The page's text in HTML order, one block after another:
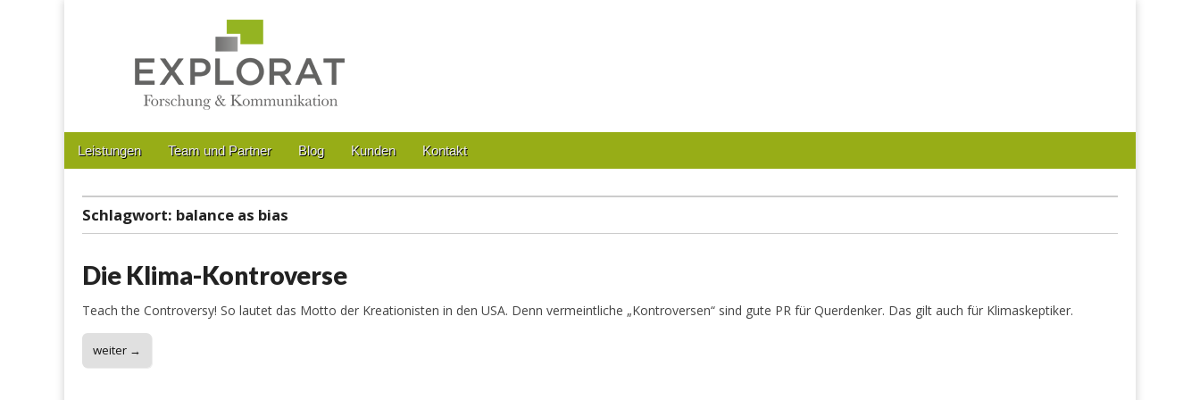
Forschung & Kommunikation
Main
Skip
Leistungen Team und Partner Blog Kunden Kontakt
menu
Schlagwort: balance as bias
Die Klima-Kontroverse
Teach the Controversy! So lautet das Motto der Kreationisten in den USA. Denn vermeintliche „Kontroversen“ sind gute PR für Querdenker. Das gilt auch für Klimaskeptiker.
weiter →